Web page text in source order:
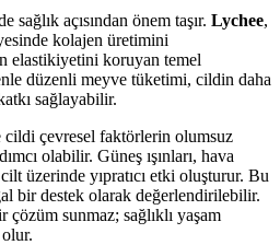
sağlık açısından önem taşır. Lychee,
kolajen üretimini
elastikiyetini koruyan temel
düzenli meyve tüketimi, cildin daha
sağlayabilir.
çevresel faktörlerin olumsuz
olabilir. Güneş ışınları, hava
üzerinde yıpratıcı etki oluşturur. Bu
bir destek olarak değerlendirilebilir.
sunmaz; sağlıklı yaşam